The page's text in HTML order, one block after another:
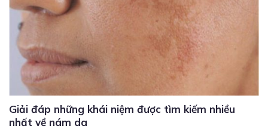
Giải đáp những khái niệm được tìm kiếm nhiều
nhất về nám da